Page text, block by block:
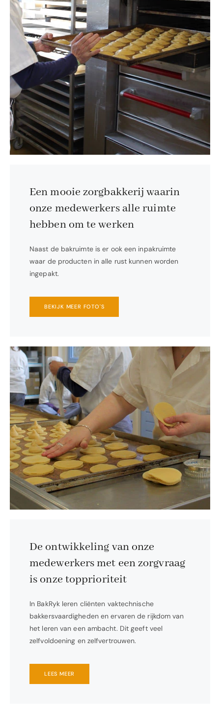
Een mooie zorgbakkerij waarin
onze medewerkers alle ruimte
hebben om te werken
Naast de bakruimte is er ook een inpakruimte
waar de producten in alle rust kunnen worden
ingepakt.
BEKIJK MEER FOTO'S
De ontwikkeling van onze
medewerkers met een zorgvraag
is onze topprioriteit
In BakRyk leren cliënten vaktechnische
bakkersvaardigheden en ervaren de rijkdom van
het leren van een ambacht. Dit geeft veel
zelfvoldoening en zelfvertrouwen.
LEES MEER